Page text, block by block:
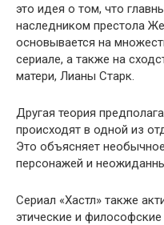
это идея о том, что
наследником престола
основывается на
сериале, а также на
матери, Лианы Старк.
Другая теория
происходят в одной из
Это объясняет
персонажей и
Сериал «Хастл» также
этические и